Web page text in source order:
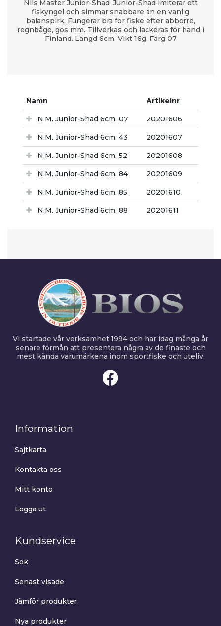
Nils Master Junior-Shad. Junior-Shad imiterar ett
fiskyngel och simmar snabbare än en vanlig
balanspirk. Fungerar bra för fiske efter abborre,
regnbåge, gös mm. Tillverkas och lackeras för hand i
Finland. Längd 6cm. Vikt 16g. Färg 07
Namn Artikelnr
N.M. Junior-Shad 6cm. 07 20201606
N.M. Junior-Shad 6cm. 43 20201607
N.M. Junior-Shad 6cm. 52 20201608
N.M. Junior-Shad 6cm. 84 20201609
N.M. Junior-Shad 6cm. 85 20201610
N.M. Junior-Shad 6cm. 88 20201611
Vi startade vår verksamhet 1994 och har idag många år
senare förmån att presentera några av de finaste och
mest kända varumärkena inom sportfiske och uteliv.
Information
Sajtkarta
Kontakta oss
Mitt konto
Logga ut
Kundservice
Sök
Senast visade
Jämför produkter
Nya produkter